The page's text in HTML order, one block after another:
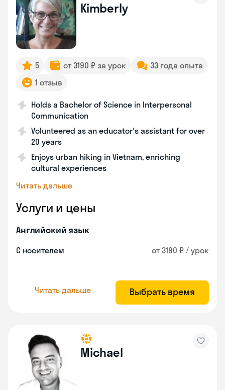
Kimberly
5 от 3190 ₽ за урок
33 года опыта
1 отзыв
Holds a Bachelor of Science in Interpersonal
Communication
Volunteered as an educator's assistant for over
20 years
Enjoys urban hiking in Vietnam, enriching
cultural experiences
Читать дальше
Услуги и цены
Английский язык
С носителем от 3190 ₽ / урок
Читать дальше Выбрать время
Michael